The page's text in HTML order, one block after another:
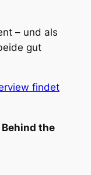
– und als
gut
findet
the